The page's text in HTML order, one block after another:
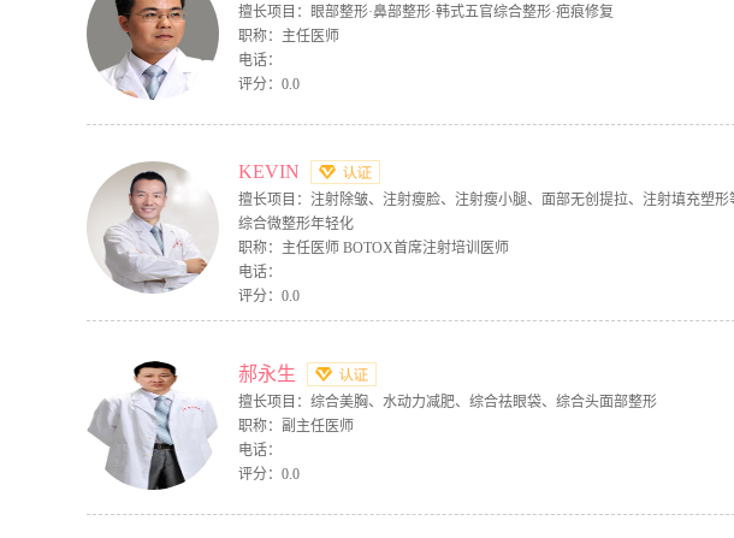
擅长项目：眼部整形·鼻部整形·韩式五官综合整形·疤痕修复
职称：主任医师
电话：
评分：0.0
KEVIN
擅长项目：注射除皱、注射瘦脸、注射瘦小腿、面部无创提拉、注射填充塑形
综合微整形年轻化
职称：主任医师 BOTOX首席注射培训医师
电话：
评分：0.0
郝永生
擅长项目：综合美胸、水动力减肥、综合祛眼袋、综合头面部整形
职称：副主任医师
电话：
评分：0.0